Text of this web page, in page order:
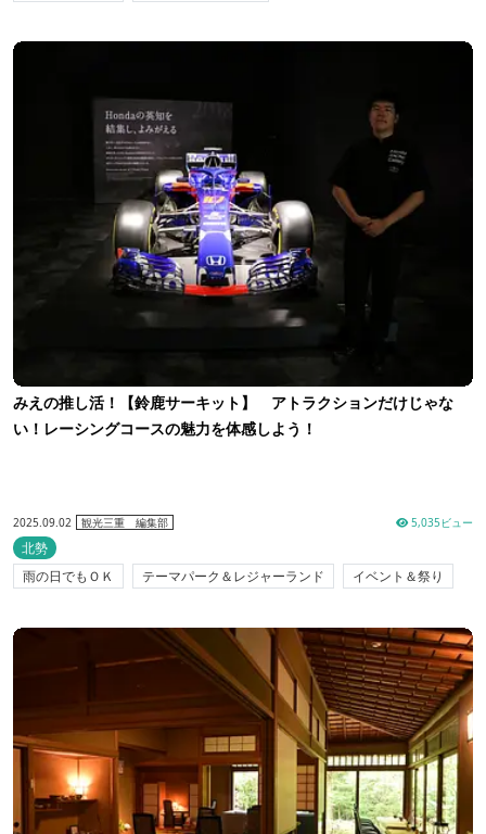
みえの推し活！【鈴鹿サーキット】 アトラクションだけじゃな
い！レーシングコースの魅力を体感しよう！
2025.09.02 観光三重 編集部 5,035ビュー
北勢
雨の日でもＯＫ
テーマパーク＆レジャーランド イベント＆祭り